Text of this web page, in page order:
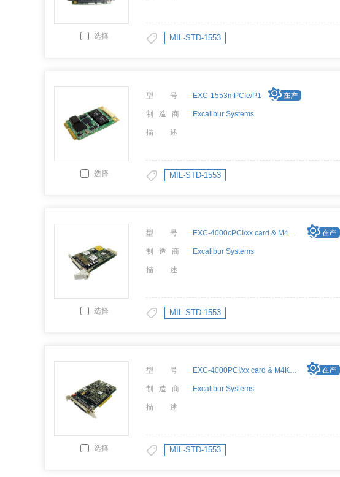
选择 MIL-STD-1553
选择
型 号 EXC-1553mPCIe/P1
制 造 商 Excalibur Systems
描 述
MIL-STD-1553
选择
型 号 EXC-4000cPCI/xx card & M4K1553Px(S) module
制 造 商 Excalibur Systems
描 述
MIL-STD-1553
选择
型 号 EXC-4000PCI/xx card & M4K1553Px(S) module
制 造 商 Excalibur Systems
描 述
MIL-STD-1553